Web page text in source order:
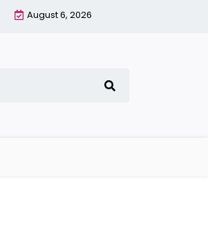
deurmatten met tech-twist
August 6, 2026